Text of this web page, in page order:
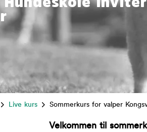
Live kurs Sommerkurs for valper
Velkommen til